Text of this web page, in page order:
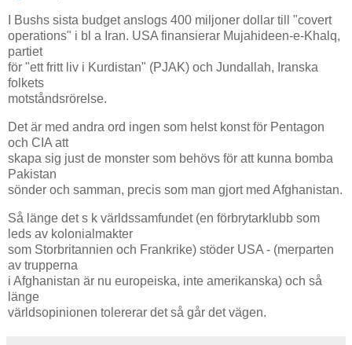
I Bushs sista budget anslogs 400 miljoner dollar till "covert
operations" i bl a Iran. USA finansierar Mujahideen-e-Khalq,
partiet
för "ett fritt liv i Kurdistan" (PJAK) och Jundallah, Iranska
folkets
motståndsrörelse.
Det är med andra ord ingen som helst konst för Pentagon
och CIA att
skapa sig just de monster som behövs för att kunna bomba
Pakistan
sönder och samman, precis som man gjort med Afghanistan.
Så länge det s k världssamfundet (en förbrytarklubb som
leds av kolonialmakter
som Storbritannien och Frankrike) stöder USA - (merparten
av trupperna
i Afghanistan är nu europeiska, inte amerikanska) och så
länge
världsopinionen tolererar det så går det vägen.